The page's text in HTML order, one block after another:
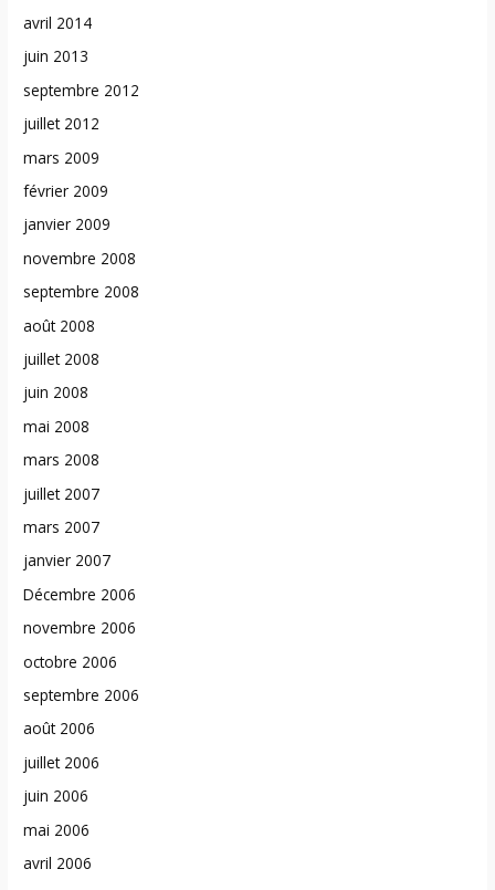
avril 2014
juin 2013
septembre 2012
juillet 2012
mars 2009
février 2009
janvier 2009
novembre 2008
septembre 2008
août 2008
juillet 2008
juin 2008
mai 2008
mars 2008
juillet 2007
mars 2007
janvier 2007
Décembre 2006
novembre 2006
octobre 2006
septembre 2006
août 2006
juillet 2006
juin 2006
mai 2006
avril 2006